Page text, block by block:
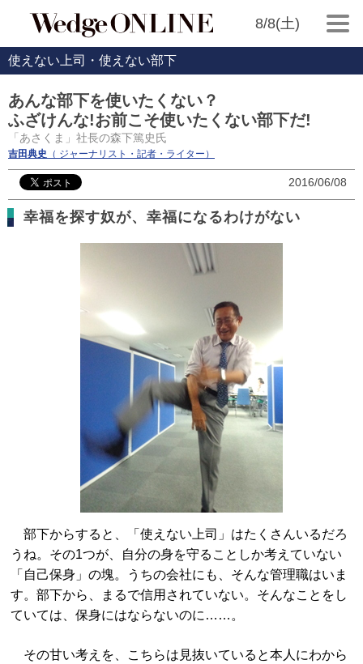
8/8(土)
使えない上司・使えない部下
あんな部下を使いたくない？
ふざけんな!お前こそ使いたくない部下だ!
「あさくま」社長の森下篤史氏
吉田典史 （ ジャーナリスト・記者・ライター）
2016/06/08
幸福を探す奴が、幸福になるわけがない
部下からすると、「使えない上司」はたくさんいるだろ
うね。その1つが、自分の身を守ることしか考えていない
「自己保身」の塊。うちの会社にも、そんな管理職はいま
す。部下から、まるで信用されていない。そんなことをし
ていては、保身にはならないのに……。
その甘い考えを、こちらは見抜いていると本人にわから